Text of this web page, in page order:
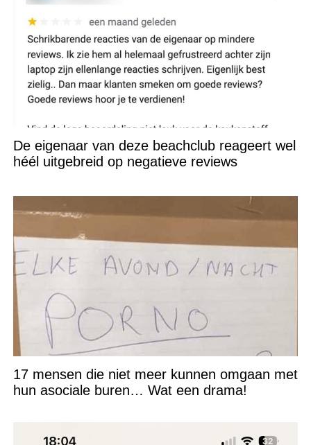
De eigenaar van deze beachclub reageert wel
héél uitgebreid op negatieve reviews
17 mensen die niet meer kunnen omgaan met
hun asociale buren… Wat een drama!